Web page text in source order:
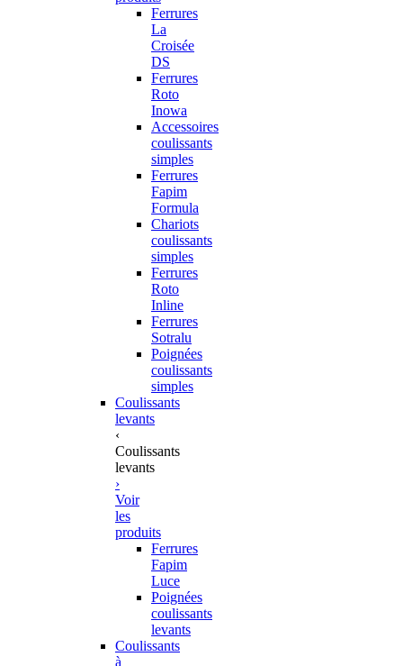
Ferrures
La
Croisée
DS
Ferrures
Roto
Inowa
Accessoires
coulissants
simples
Ferrures
Fapim
Formula
Chariots
coulissants
simples
Ferrures
Roto
Inline
Ferrures
Sotralu
Poignées
coulissants
simples
Coulissants
levants
‹
Coulissants
levants
›
Voir
les
produits
Ferrures
Fapim
Luce
Poignées
coulissants
levants
Coulissants
à